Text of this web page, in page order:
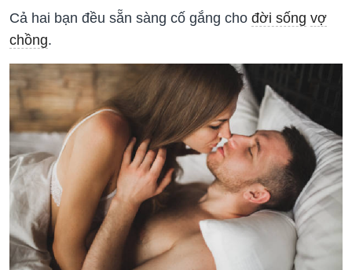
Cả hai bạn đều sẵn sàng cố gắng cho đời sống vợ
chồng.